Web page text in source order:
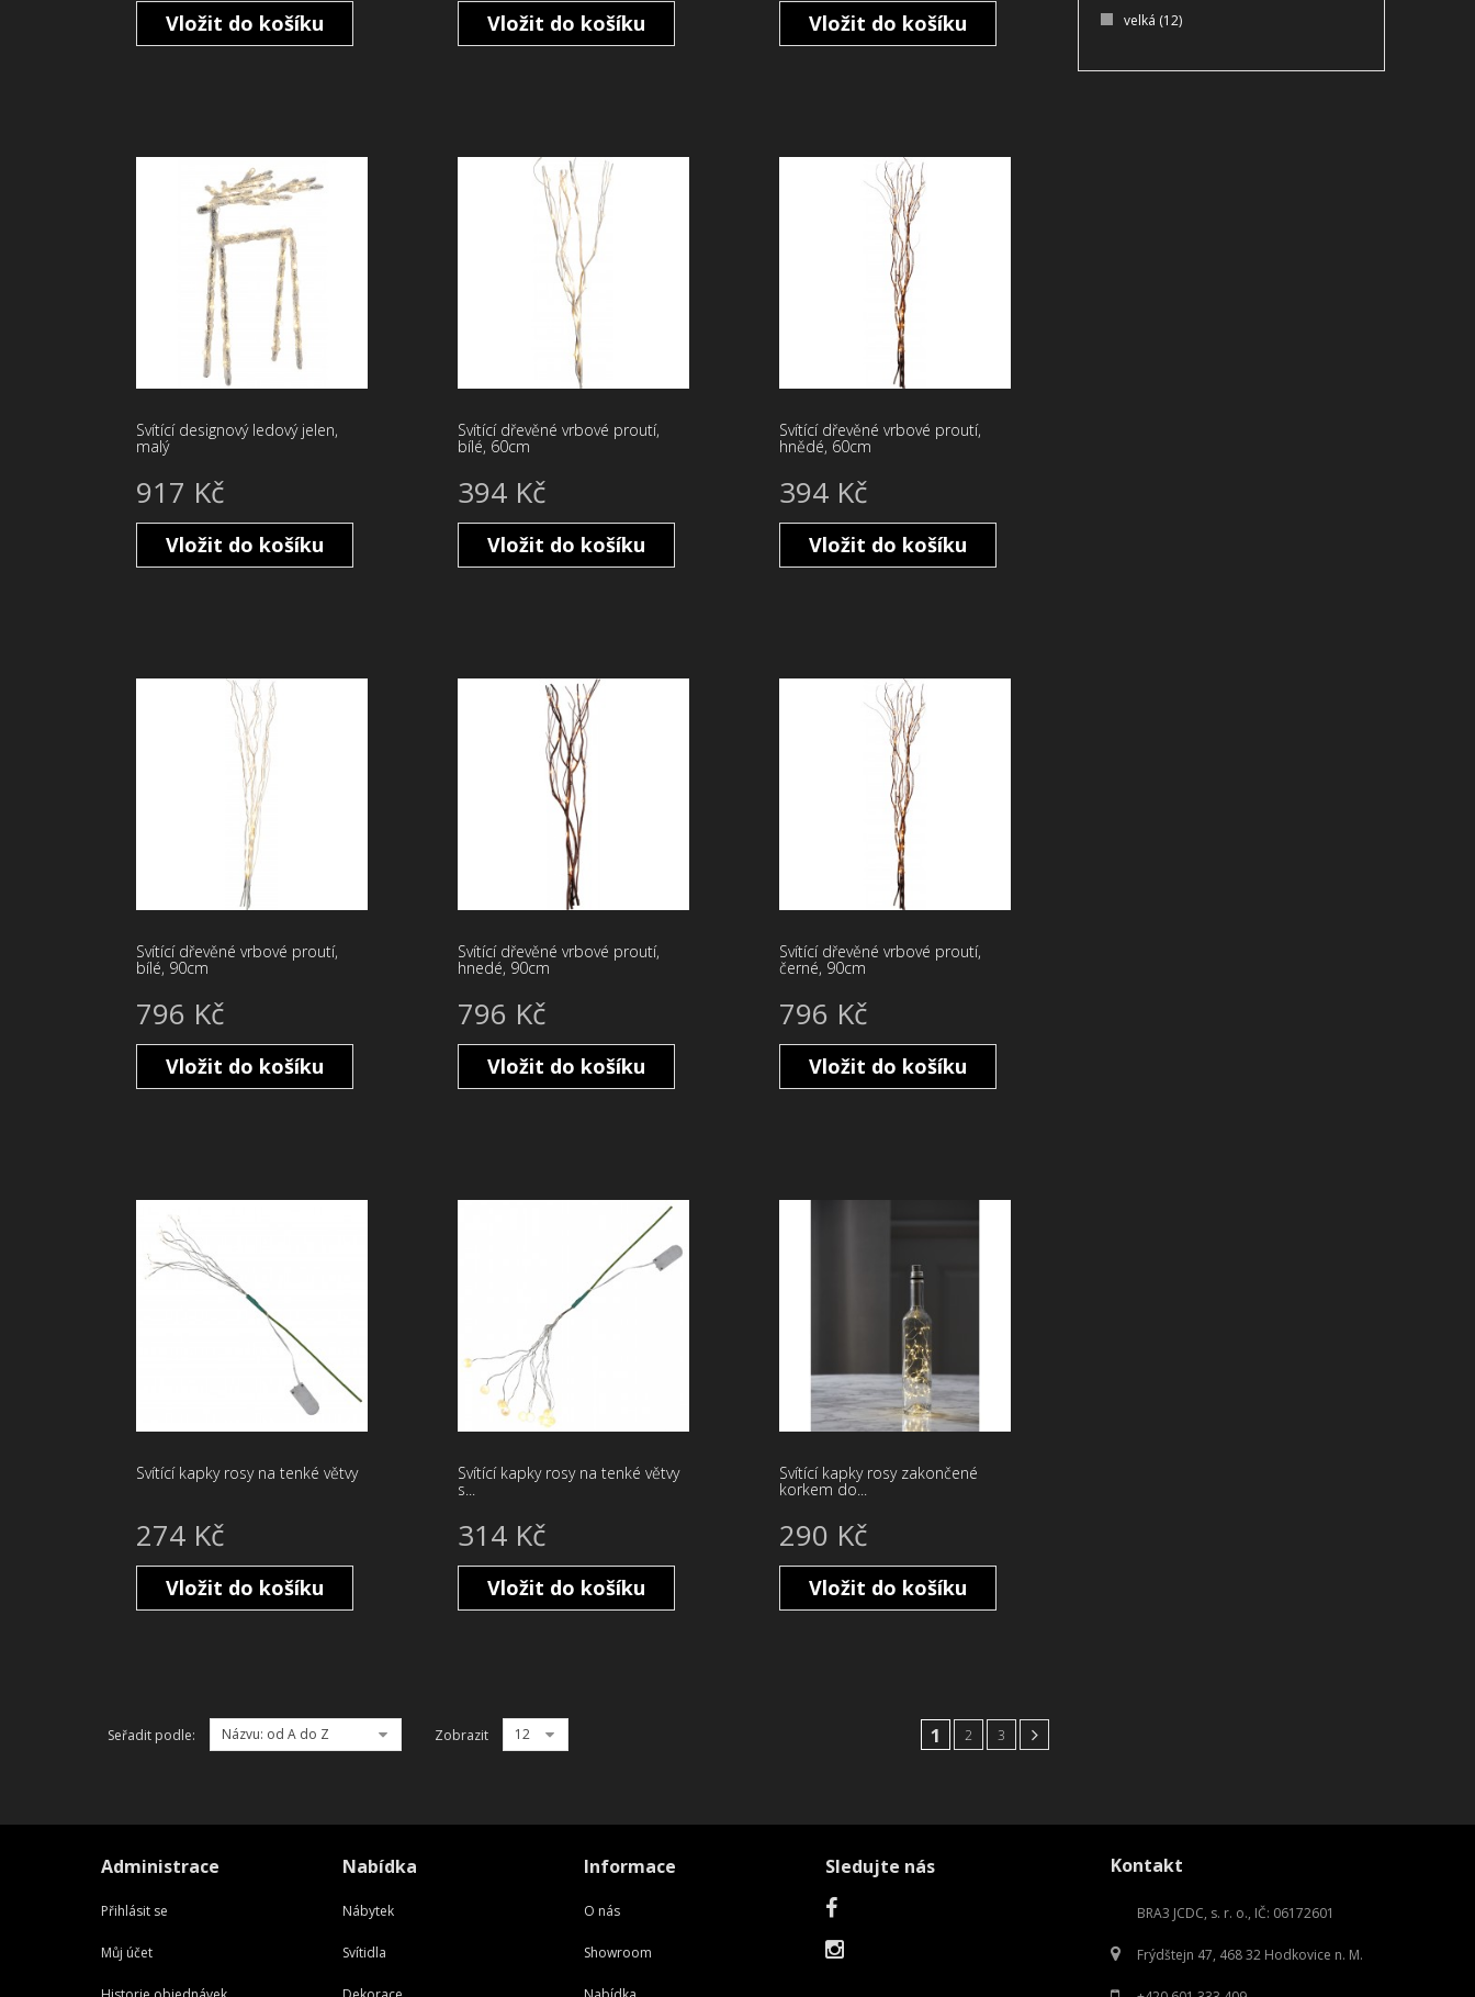
velká (12)
Vložit do košíku Vložit do košíku Vložit do košíku
Svítící designový ledový jelen,
malý
917 Kč
Vložit do košíku
Svítící dřevěné vrbové proutí,
bílé, 60cm
394 Kč
Vložit do košíku
Svítící dřevěné vrbové proutí,
hnědé, 60cm
394 Kč
Vložit do košíku
Svítící dřevěné vrbové proutí,
bílé, 90cm
796 Kč
Vložit do košíku
Svítící dřevěné vrbové proutí,
hnedé, 90cm
796 Kč
Vložit do košíku
Svítící dřevěné vrbové proutí,
černé, 90cm
796 Kč
Vložit do košíku
Svítící kapky rosy na tenké větvy
274 Kč
Vložit do košíku
Svítící kapky rosy na tenké větvy
s...
314 Kč
Vložit do košíku
Svítící kapky rosy zakončené
korkem do...
290 Kč
Vložit do košíku
Seřadit podle: Názvu: od A do Z Zobrazit 12 1 2 3
Administrace
Přihlásit se
Můj účet
Nabídka
Nábytek
Svítidla
Informace
O nás
Showroom
Sledujte nás Kontakt
BRA3 JCDC, s. r. o., IČ: 06172601
Frýdštejn 47, 468 32 Hodkovice n. M.